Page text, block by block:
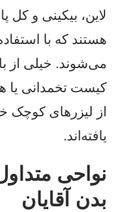
لاین، بیکینی و کل
هستند که با
می‌شوند. خیلی از
کیست تخمدانی یا
از لیزرهای
یافته‌اند.
نواحی
بدن آقایان